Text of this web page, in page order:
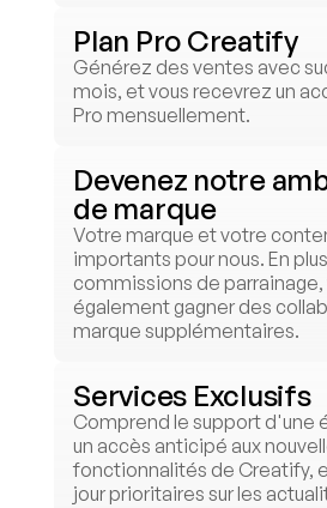
Plan Pro Creatify
Générez des ventes avec
mois, et vous recevrez un
Pro mensuellement.
Devenez notre
de marque
Votre marque et votre
importants pour nous. En
commissions de parrainage,
également gagner des
marque supplémentaires.
Services Exclusifs
Comprend le support d'une
un accès anticipé aux
fonctionnalités de Creatify,
jour prioritaires sur les